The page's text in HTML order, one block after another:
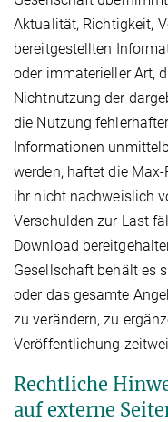
Aktualität, Richtigkeit,
bereitgestellten
oder immaterieller Art,
Nichtnutzung der
die Nutzung
Informationen
werden, haftet die
ihr nicht nachweislich
Verschulden zur Last
Download
Gesellschaft behält es
oder das gesamte
zu verändern, zu
Veröffentlichung
Rechtliche
auf externe